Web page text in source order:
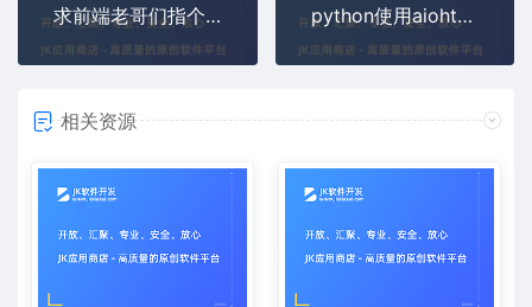
求前端老哥们指个方向：关于分析请求处理堆栈的问题？
python使用aiohttp构建了一个web-api，使用uptimerobot进行状态监测的时候，出现了大量CLOSE-WAIT状态的链接，如何解决？
相关资源